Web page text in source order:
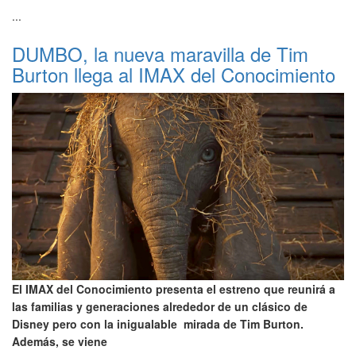
...
DUMBO, la nueva maravilla de Tim
Burton llega al IMAX del Conocimiento
El IMAX del Conocimiento presenta el estreno que reunirá a
las familias y generaciones alrededor de un clásico de
Disney pero con la inigualable mirada de Tim Burton.
Además, se viene